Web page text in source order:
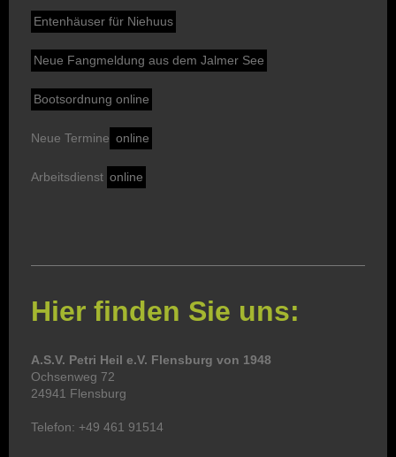
Entenhäuser für Niehuus
Neue Fangmeldung aus dem Jalmer See
Bootsordnung online
Neue Termine online
Arbeitsdienst online
Hier finden Sie uns:
A.S.V. Petri Heil e.V. Flensburg von 1948
Ochsenweg 72
24941 Flensburg
Telefon: +49 461 91514